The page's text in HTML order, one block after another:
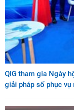
QIG tham gia Ngày
giải pháp số phục vụ